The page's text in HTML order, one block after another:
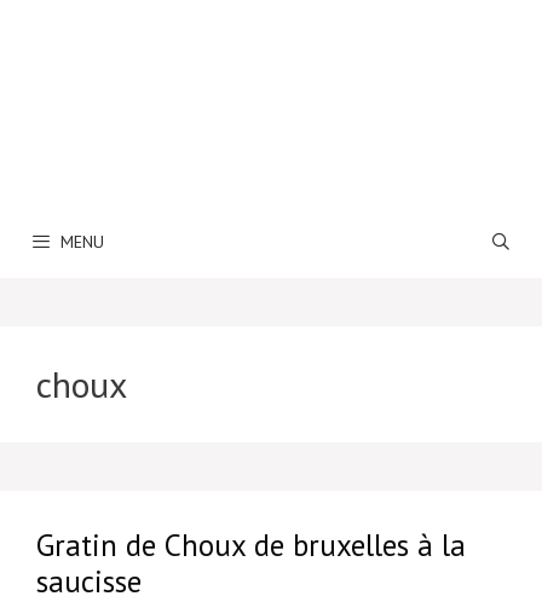
MENU
choux
Gratin de Choux de bruxelles à la
saucisse